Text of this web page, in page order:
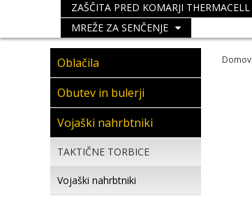
ZAŠČITA PRED KOMARJI THERMACELL
MREŽE ZA SENČENJE
Oblačila
Obutev in bulerji
Vojaški nahrbtniki
TAKTIČNE TORBICE
Vojaški nahrbtniki
Domov